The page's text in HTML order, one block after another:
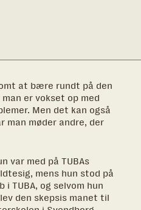
at bære rundt på den
er vokset op med
Men det kan også
man møder andre, der
var med på TUBAs
mens hun stod på
TUBA, og selvom hun
den skepsis manet til